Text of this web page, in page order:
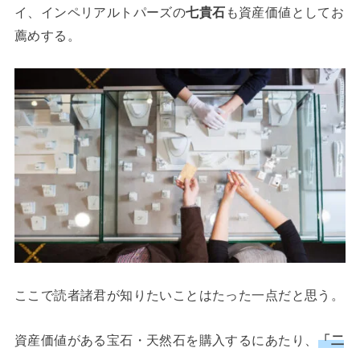
イ、インペリアルトパーズの七貴石 も資産価値としてお
薦めする。
ここで読者諸君が知りたいことはたった一点だと思う。
資産価値がある宝石・天然石を購入するにあたり、 「二